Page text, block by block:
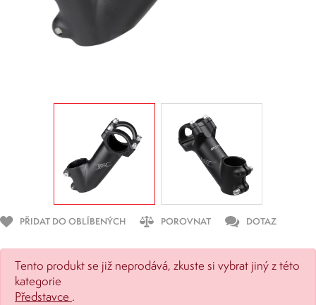
PŘIDAT DO OBLÍBENÝCH POROVNAT DOTAZ
Tento produkt se již neprodává, zkuste si vybrat jiný z této
kategorie
Představce .